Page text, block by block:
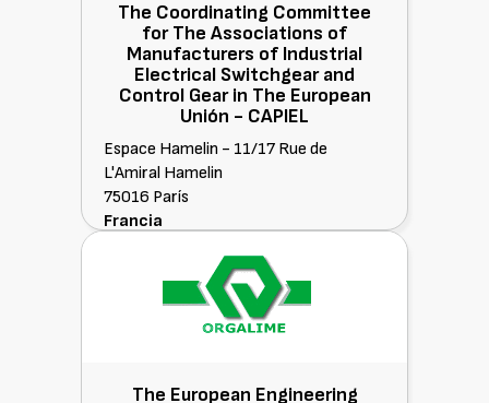
The Coordinating Committee
for The Associations of
Manufacturers of Industrial
Electrical Switchgear and
Control Gear in The European
Unión - CAPIEL
Espace Hamelin - 11/17 Rue de
L'Amiral Hamelin
75016 París
Francia
The European Engineering